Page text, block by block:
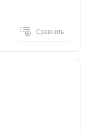
Сравнить